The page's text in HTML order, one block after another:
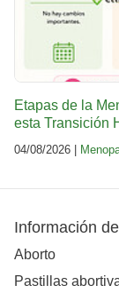
Etapas de la
esta Transición
04/08/2026 |
Información
Aborto
Pastillas